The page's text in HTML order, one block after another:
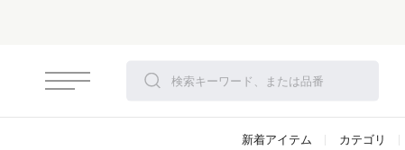
新着アイテム カテゴリ